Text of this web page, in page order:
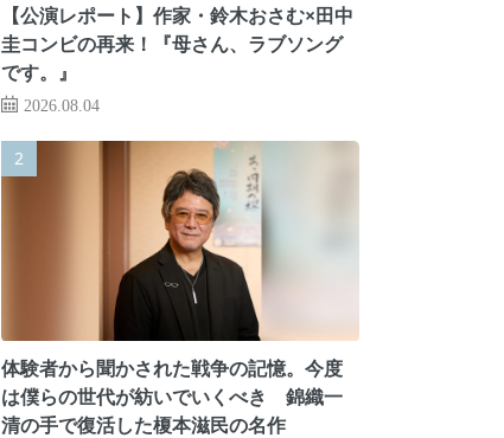
【公演レポート】作家・鈴木おさむ×田中
圭コンビの再来！『母さん、ラブソング
です。』
2026.08.04
体験者から聞かされた戦争の記憶。今度
は僕らの世代が紡いでいくべき 錦織一
清の手で復活した榎本滋民の名作